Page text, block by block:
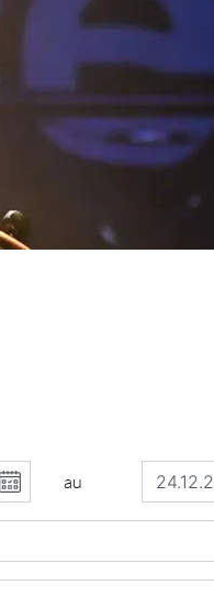
au